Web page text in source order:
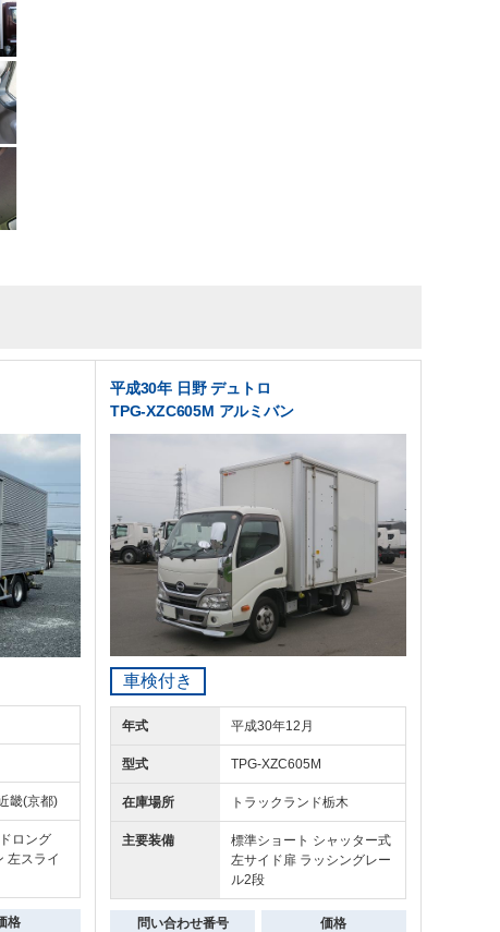
畿(京都)
ロング
左スライ
格
平成30年 日野 デュトロ
TPG-XZC605M アルミバン
車検付き
年式 平成30年12月
型式 TPG-XZC605M
在庫場所 トラックランド栃木
主要装備
標準ショート シャッター式
左サイド扉 ラッシングレー
ル2段
問い合わせ番号 価格